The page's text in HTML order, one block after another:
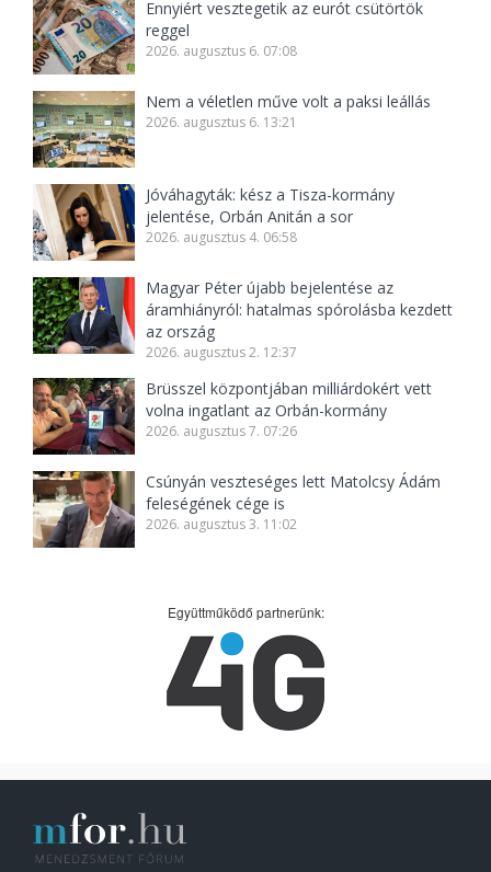
Ennyiért vesztegetik az eurót csütörtök
reggel
2026. augusztus 6. 07:08
Nem a véletlen műve volt a paksi leállás
2026. augusztus 6. 13:21
Jóváhagyták: kész a Tisza-kormány
jelentése, Orbán Anitán a sor
2026. augusztus 4. 06:58
Magyar Péter újabb bejelentése az
áramhiányról: hatalmas spórolásba kezdett
az ország
2026. augusztus 2. 12:37
Brüsszel központjában milliárdokért vett
volna ingatlant az Orbán-kormány
2026. augusztus 7. 07:26
Csúnyán veszteséges lett Matolcsy Ádám
feleségének cége is
2026. augusztus 3. 11:02
Együttműködő partnerünk: